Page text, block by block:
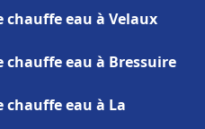
eau à Velaux
eau à Bressuire
eau à La